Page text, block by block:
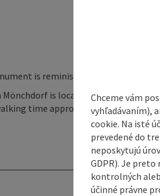
is reminiscent of books on a
Mönchdorf is located on hiking trail
time approx. 3 h 30 minutes,
Chceme vám
vyhľadávaním),
cookie. Na isté
prevedené do
neposkytujú
GDPR). Je preto
kontrolných
účinné právne